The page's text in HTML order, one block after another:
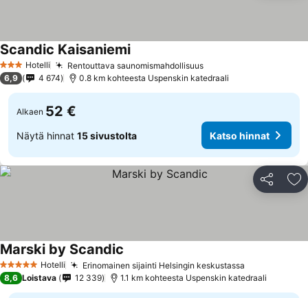
3 Tähtiluokitus
Hotelli Rentouttava saunomismahdollisuusKatso hinnat
Scandic KaisaniemiKatso hinnat
6,9 4 674 0.8 km kohteesta Uspenskin katedraali
Alkaen 52 €
Näytä hinnat 15 sivustolta Katso hinnat
Jaa
5 Tähtiluokitus
Hotelli Erinomainen sijainti Helsingin keskustassa
Marski by Scandic
8,6 Loistava 12 339 1.1 km kohteesta Uspenskin katedraali